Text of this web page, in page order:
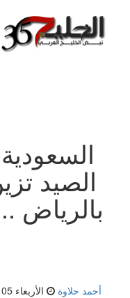
الصيد
بالرياض
أحمد حلاوة الأربعاء 05 ديسمبر 2018 01:35 صباحاً